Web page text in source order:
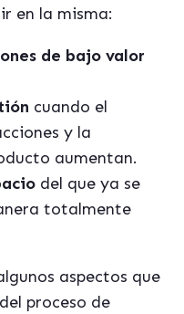
en la misma:
de bajo valor
cuando el
y la
aumentan.
del que ya se
totalmente
aspectos que
proceso de